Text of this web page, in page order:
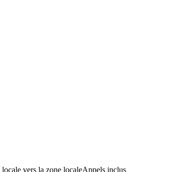
vers la zone localeAppels inclus